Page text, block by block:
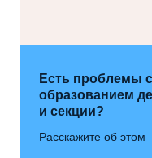
Есть проблемы
образованием
и секции?
Расскажите об этом